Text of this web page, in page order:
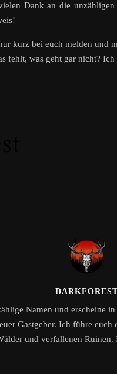
Dank an die
kurz bei euch melden und
fehlt, was geht gar nicht?
Namen und erscheine
Gastgeber. Ich führe
und verfallenen Ruinen.